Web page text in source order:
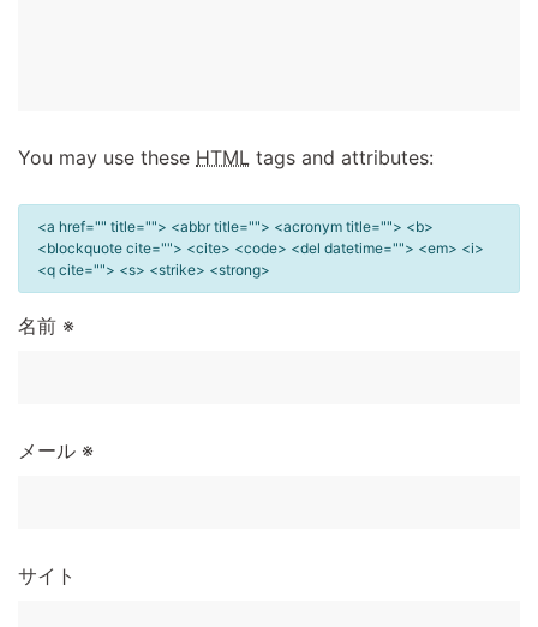
You may use these HTML tags and attributes:
<a href="" title=""> <abbr title=""> <acronym title=""> <b>
<blockquote cite=""> <cite> <code> <del datetime=""> <em> <i>
<q cite=""> <s> <strike> <strong>
名前 ※
メール ※
サイト